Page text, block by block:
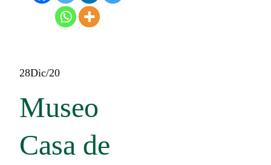
28Dic/20
Museo
Casa de